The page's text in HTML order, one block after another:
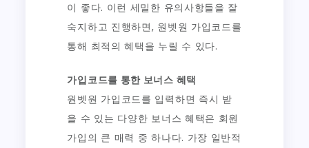
이 좋다. 이런 세밀한 유의사항들을 잘
숙지하고 진행하면, 원벳원 가입코드를
통해 최적의 혜택을 누릴 수 있다.
가입코드를 통한 보너스 혜택
원벳원 가입코드를 입력하면 즉시 받
을 수 있는 다양한 보너스 혜택은 회원
가입의 큰 매력 중 하나다. 가장 일반적